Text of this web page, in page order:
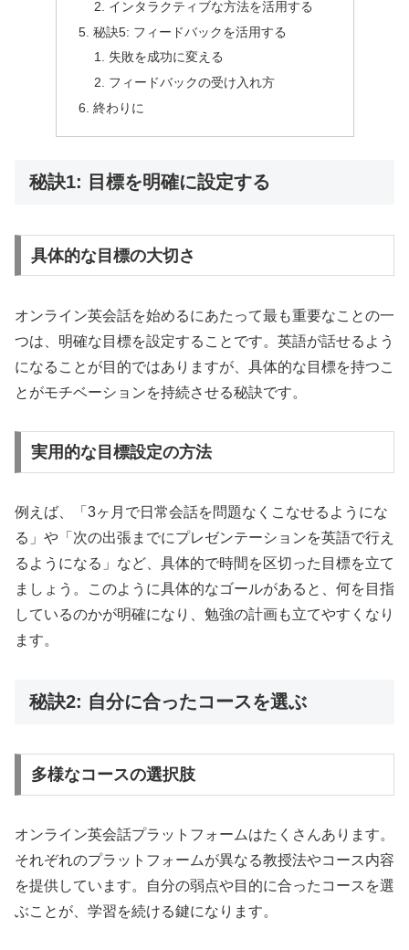
インタラクティブな方法を活用する
秘訣5: フィードバックを活用する
失敗を成功に変える
フィードバックの受け入れ方
終わりに
秘訣1: 目標を明確に設定する
具体的な目標の大切さ
オンライン英会話を始めるにあたって最も重要なことの一
つは、明確な目標を設定することです。英語が話せるよう
になることが目的ではありますが、具体的な目標を持つこ
とがモチベーションを持続させる秘訣です。
実用的な目標設定の方法
例えば、「3ヶ月で日常会話を問題なくこなせるようにな
る」や「次の出張までにプレゼンテーションを英語で行え
るようになる」など、具体的で時間を区切った目標を立て
ましょう。このように具体的なゴールがあると、何を目指
しているのかが明確になり、勉強の計画も立てやすくなり
ます。
秘訣2: 自分に合ったコースを選ぶ
多様なコースの選択肢
オンライン英会話プラットフォームはたくさんあります。
それぞれのプラットフォームが異なる教授法やコース内容
を提供しています。自分の弱点や目的に合ったコースを選
ぶことが、学習を続ける鍵になります。